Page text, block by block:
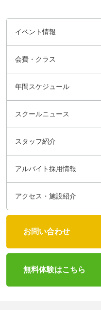
イベント情報
会費・クラス
年間スケジュール
スクールニュース
スタッフ紹介
アルバイト採用情報
アクセス・施設紹介
お問い合わせ
無料体験はこちら